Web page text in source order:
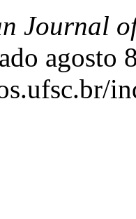
Journal
agosto